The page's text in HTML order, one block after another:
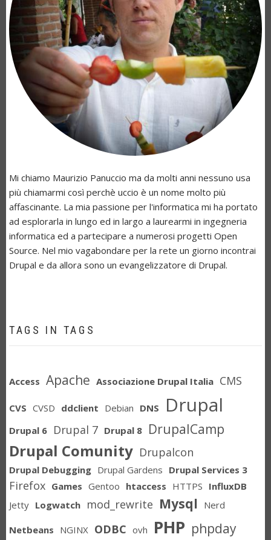
Mi chiamo Maurizio Panuccio ma da molti anni nessuno usa
più chiamarmi così perchè uccio è un nome molto più
affascinante. La mia passione per l'informatica mi ha portato
ad esplorarla in lungo ed in largo a laurearmi in ingegneria
informatica ed a partecipare a numerosi progetti Open
Source. Nel mio vagabondare per la rete un giorno incontrai
Drupal e da allora sono un evangelizzatore di Drupal.
TAGS IN TAGS
Access Apache Associazione Drupal Italia CMS
CVS CVSD ddclient Debian DNS Drupal
Drupal 6 Drupal 7 Drupal 8 DrupalCamp
Drupal Comunity Drupalcon
Drupal Debugging Drupal Gardens Drupal Services 3
Firefox Games Gentoo htaccess HTTPS InfluxDB
Jetty Logwatch mod_rewrite Mysql Nerd
Netbeans NGINX ODBC ovh PHP phpday